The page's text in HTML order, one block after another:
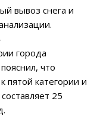
вывоз снега и
города
что
пятой категории и
25